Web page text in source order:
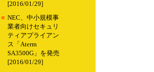
[2016/01/29]
■ NEC、中小規模事
業者向けセキュリ
ティアプライアン
ス「Aterm
SA3500G」を発売
[2016/01/29]